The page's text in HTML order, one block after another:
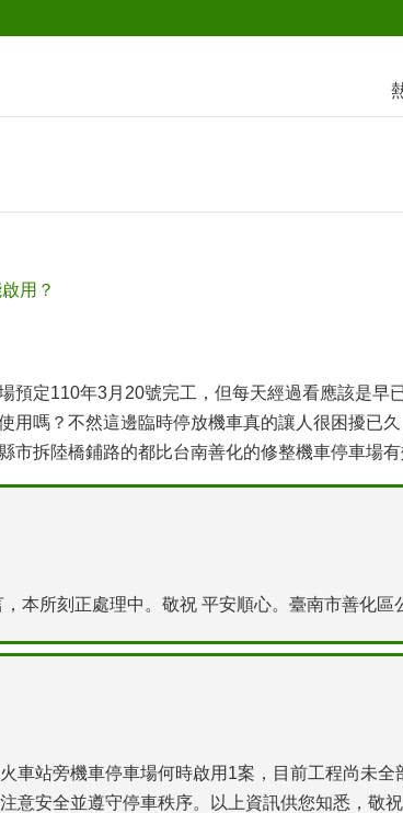
用？
預定110年3月20號完工，但每天經過看應該是早
用嗎？不然這邊臨時停放機車真的讓人很困擾已
市拆陸橋鋪路的都比台南善化的修整機車停車場有
本所刻正處理中。敬祝 平安順心。臺南市善化區
車站旁機車停車場何時啟用1案，目前工程尚未
意安全並遵守停車秩序。以上資訊供您知悉，敬